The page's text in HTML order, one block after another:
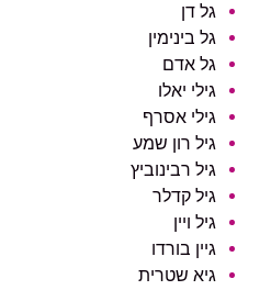
גל דן
גל בינימין
גל אדם
גילי יאלו
גילי אסרף
גיל רון שמע
גיל רבינוביץ
גיל קדלר
גיל ויין
גיין בורדו
גיא שטרית